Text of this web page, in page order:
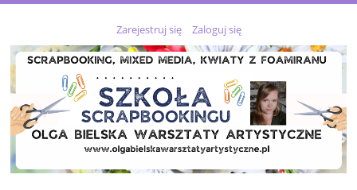
Zarejestruj się Zaloguj się